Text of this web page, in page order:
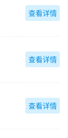
查看详情
查看详情
查看详情